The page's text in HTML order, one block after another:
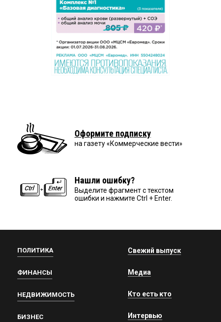
Оформите подписку
на газету «Коммерческие вести»
Нашли ошибку?
Выделите фрагмент с текстом
ошибки и нажмите Ctrl + Enter.
ПОЛИТИКА
ФИНАНСЫ
НЕДВИЖИМОСТЬ
БИЗНЕС
Свежий выпуск
Медиа
Кто есть кто
Интервью